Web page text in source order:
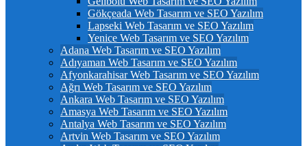
Gökçeada Web Tasarım ve SEO Yazılım
Lapseki Web Tasarım ve SEO Yazılım
Yenice Web Tasarım ve SEO Yazılım
Adana Web Tasarım ve SEO Yazılım
Adıyaman Web Tasarım ve SEO Yazılım
Afyonkarahisar Web Tasarım ve SEO Yazılım
Ağrı Web Tasarım ve SEO Yazılım
Ankara Web Tasarım ve SEO Yazılım
Amasya Web Tasarım ve SEO Yazılım
Antalya Web Tasarım ve SEO Yazılım
Artvin Web Tasarım ve SEO Yazılım